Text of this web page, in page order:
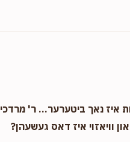
איז נאך ביטערער... ר' מרדכי
וויאזוי איז דאס געשעהן?